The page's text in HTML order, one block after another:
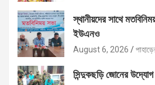
স্থানীয়দের সাথে
ইউএনও
August 6, 2026
সিন্দুকছড়ি জোনের উদ্যোগ